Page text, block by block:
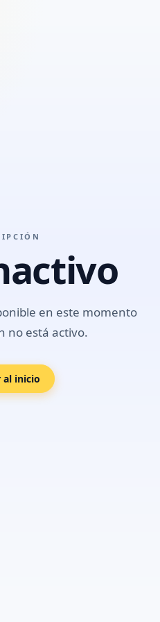
en este momento
no está activo.
al inicio